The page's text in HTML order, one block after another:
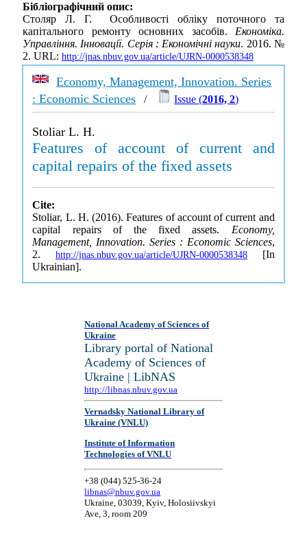
Бібліографічний опис:
Столяр Л. Г. Особливості обліку поточного та
капітального ремонту основних засобів. Економіка.
Управління. Інновації. Серія : Економічні науки. 2016. №
2. URL: http://jnas.nbuv.gov.ua/article/UJRN-0000538348
Economy, Management, Innovation. Series
: Economic Sciences / Issue (2016, 2)
Stoliar L. H.
Features of account of current and
capital repairs of the fixed assets
Cite:
Stoliar, L. H. (2016). Features of account of current and
capital repairs of the fixed assets. Economy,
Management, Innovation. Series : Economic Sciences,
2. http://jnas.nbuv.gov.ua/article/UJRN-0000538348 [In
Ukrainian].
National Academy of Sciences of
Ukraine
Library portal of National
Academy of Sciences of
Ukraine | LibNAS
http://libnas.nbuv.gov.ua
Vernadsky National Library of
Ukraine (VNLU)
Institute of Information
Technologies of VNLU
+38 (044) 525-36-24
libnas@nbuv.gov.ua
Ukraine, 03039, Kyiv, Holosiivskyi
Ave, 3, room 209